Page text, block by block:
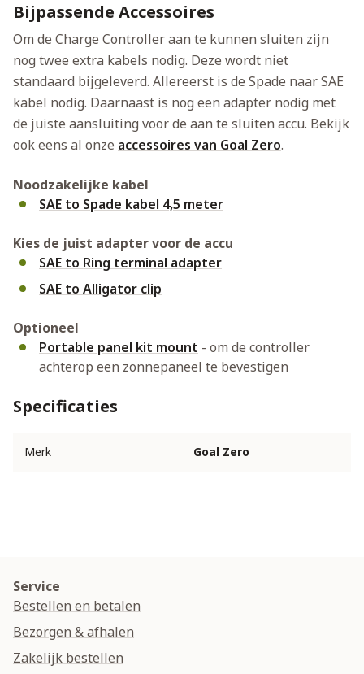
Bijpassende Accessoires
Om de Charge Controller aan te kunnen sluiten zijn
nog twee extra kabels nodig. Deze wordt niet
standaard bijgeleverd. Allereerst is de Spade naar SAE
kabel nodig. Daarnaast is nog een adapter nodig met
de juiste aansluiting voor de aan te sluiten accu. Bekijk
ook eens al onze accessoires van Goal Zero.
Noodzakelijke kabel
SAE to Spade kabel 4,5 meter
Kies de juist adapter voor de accu
SAE to Ring terminal adapter
SAE to Alligator clip
Optioneel
Portable panel kit mount - om de controller
achterop een zonnepaneel te bevestigen
Specificaties
Merk Goal Zero
Service
Bestellen en betalen
Bezorgen & afhalen
Zakelijk bestellen